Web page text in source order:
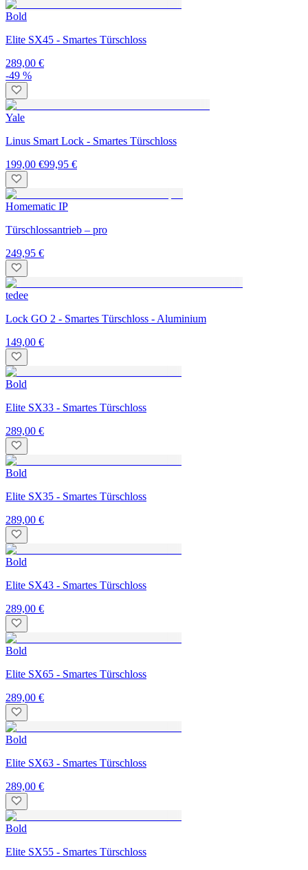
Bold
Elite SX45 - Smartes Türschloss
289,00 €
-49 %
Yale
Linus Smart Lock - Smartes Türschloss
199,00 €99,95 €
Homematic IP
Türschlossantrieb – pro
249,95 €
tedee
Lock GO 2 - Smartes Türschloss - Aluminium
149,00 €
Bold
Elite SX33 - Smartes Türschloss
289,00 €
Bold
Elite SX35 - Smartes Türschloss
289,00 €
Bold
Elite SX43 - Smartes Türschloss
289,00 €
Bold
Elite SX65 - Smartes Türschloss
289,00 €
Bold
Elite SX63 - Smartes Türschloss
289,00 €
Bold
Elite SX55 - Smartes Türschloss